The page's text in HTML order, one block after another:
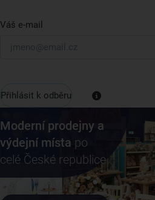
Váš e-mail
Přihlásit k odběru
Moderní prodejny a
výdejní místa po
celé České republice